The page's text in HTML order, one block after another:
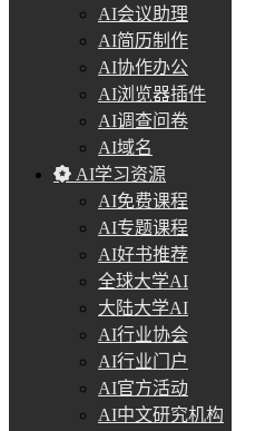
AI会议助理
AI简历制作
AI协作办公
AI浏览器插件
AI调查问卷
AI域名
AI学习资源
AI免费课程
AI专题课程
AI好书推荐
全球大学AI
大陆大学AI
AI行业协会
AI行业门户
AI官方活动
AI中文研究机构